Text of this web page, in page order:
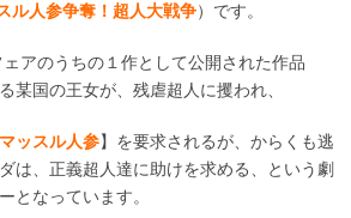
ル人参争奪！超人大戦争）です。
アのうちの１作として公開された作品
某国の王女が、残虐超人に攫われ、
マッスル人参】を要求されるが、からくも逃
は、正義超人達に助けを求める、という劇
となっています。